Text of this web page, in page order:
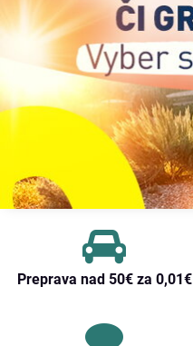
Preprava nad 50€ za 0,01€